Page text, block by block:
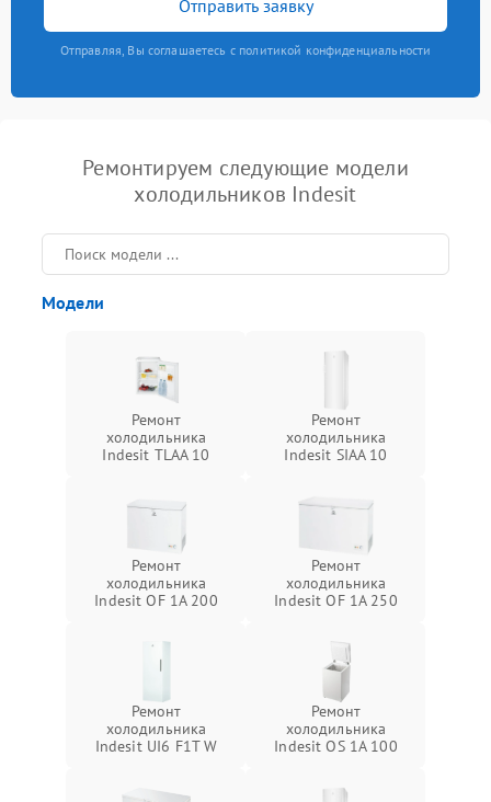
Отправить заявку
Отправляя, Вы соглашаетесь с политикой конфиденциальности
Ремонтируем следующие модели
холодильников Indesit
Модели
Ремонт
холодильника
Indesit TLAA 10
Ремонт
холодильника
Indesit SIAA 10
Ремонт
холодильника
Indesit OF 1A 200
Ремонт
холодильника
Indesit OF 1A 250
Ремонт
холодильника
Indesit UI6 F1T W
Ремонт
холодильника
Indesit OS 1A 100